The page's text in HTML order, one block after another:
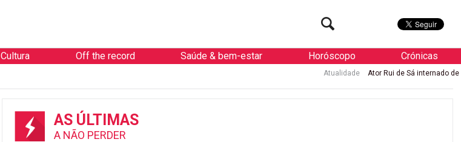
Cultura Off the record Saúde & bem-estar Horóscopo Crónicas
Ator Rui de Sá internado de urgência com enfarte
AS ÚLTIMAS
A NÃO PERDER